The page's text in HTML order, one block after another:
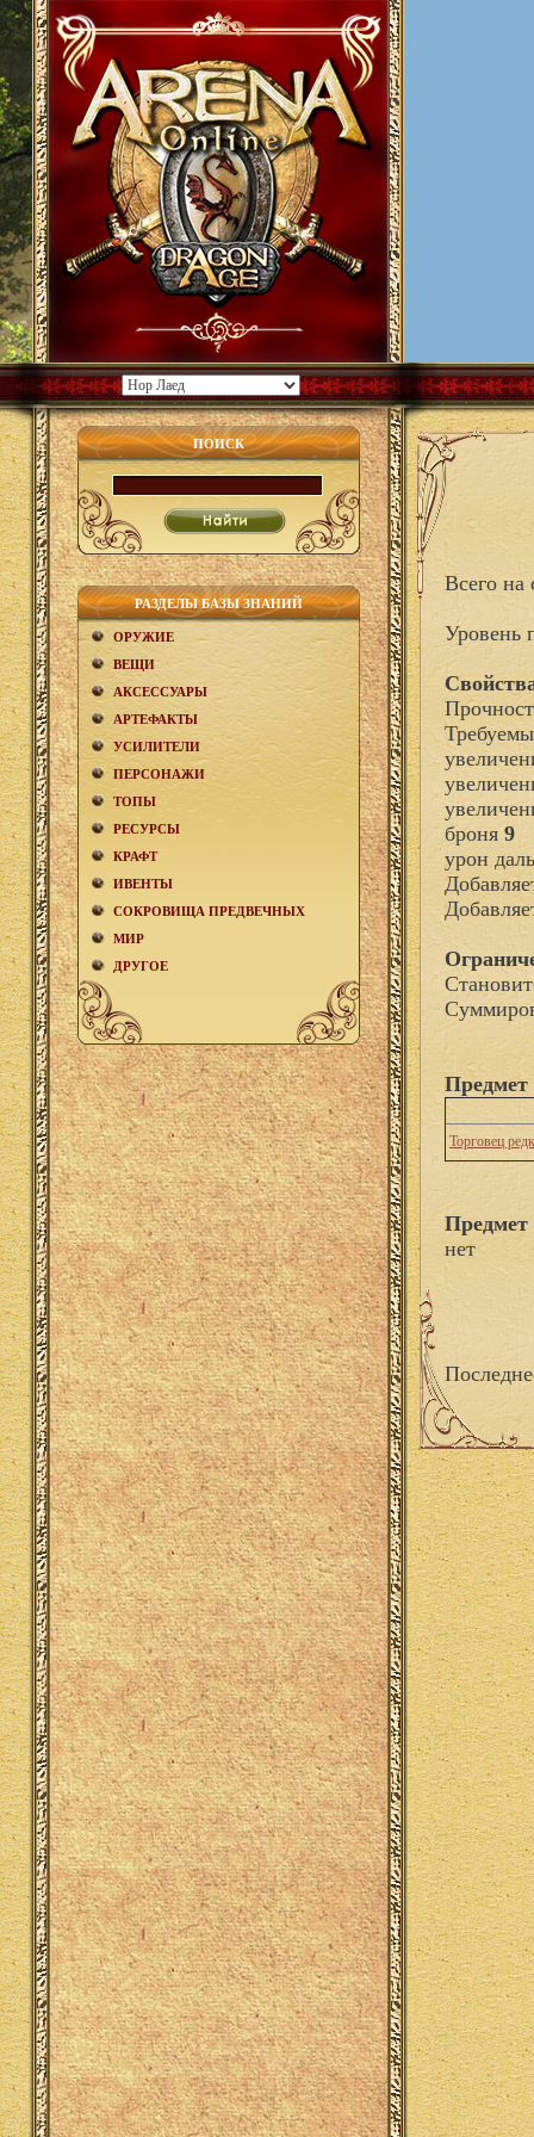
ПОИСК
РАЗДЕЛЫ БАЗЫ ЗНАНИЙ
ОРУЖИЕ
ВЕЩИ
АКCЕСCУАРЫ
АРТЕФАКТЫ
УСИЛИТЕЛИ
ПЕРСОНАЖИ
ТОПЫ
РЕСУРСЫ
КРАФТ
ИВЕНТЫ
СОКРОВИЩА ПРЕДВЕЧНЫХ
МИР
ДРУГОЕ
Всего на
Уровень
броня 9
урон
Предмет
Торговец
Предмет
нет